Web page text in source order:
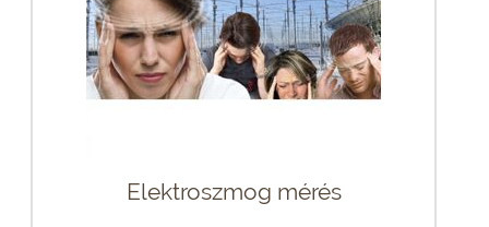
Elektroszmog mérés